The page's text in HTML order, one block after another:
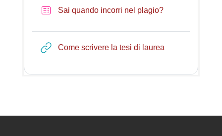
Sai quando incorri nel plagio?Quiz
Come scrivere la tesi di laurea